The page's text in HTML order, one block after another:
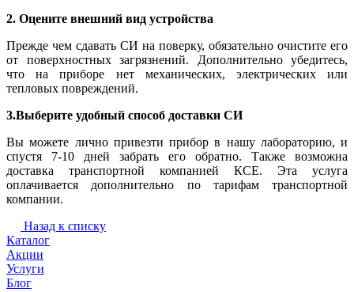
2. Оцените внешний вид устройства
Прежде чем сдавать СИ на поверку, обязательно очистите его
от поверхностных загрязнений. Дополнительно убедитесь,
что на приборе нет механических, электрических или
тепловых повреждений.
3.Выберите удобный способ доставки СИ
Вы можете лично привезти прибор в нашу лабораторию, и
спустя 7-10 дней забрать его обратно. Также возможна
доставка транспортной компанией КСЕ. Эта услуга
оплачивается дополнительно по тарифам транспортной
компании.
Назад к списку
Каталог
Акции
Услуги
Блог